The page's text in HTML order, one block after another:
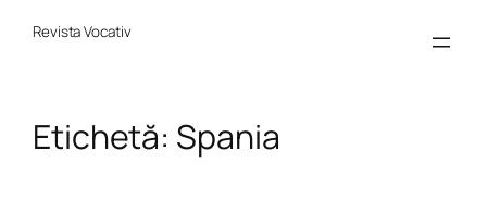
Revista Vocativ
Etichetă: Spania